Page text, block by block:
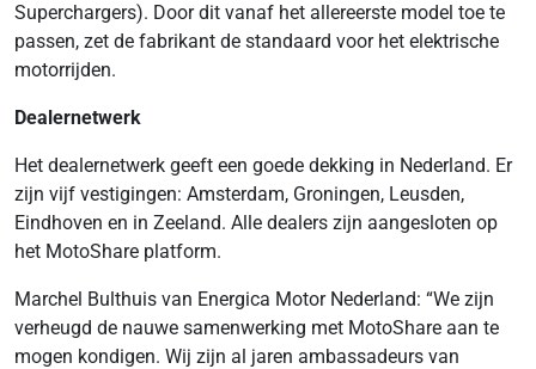
Superchargers). Door dit vanaf het allereerste model toe te
passen, zet de fabrikant de standaard voor het elektrische
motorrijden.
Dealernetwerk
Het dealernetwerk geeft een goede dekking in Nederland. Er
zijn vijf vestigingen: Amsterdam, Groningen, Leusden,
Eindhoven en in Zeeland. Alle dealers zijn aangesloten op
het MotoShare platform.
Marchel Bulthuis van Energica Motor Nederland: “We zijn
verheugd de nauwe samenwerking met MotoShare aan te
mogen kondigen. Wij zijn al jaren ambassadeurs van